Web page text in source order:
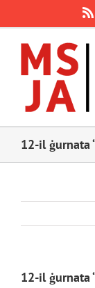
content
12-il ġurnata
12-il ġurnata